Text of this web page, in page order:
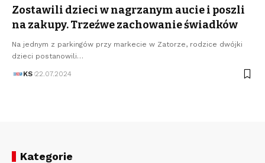
Zostawili dzieci w nagrzanym aucie i poszli
na zakupy. Trzeźwe zachowanie świadków
Na jednym z parkingów przy markecie w Zatorze, rodzice dwójki
dzieci postanowili…
KS 22.07.2024
Kategorie